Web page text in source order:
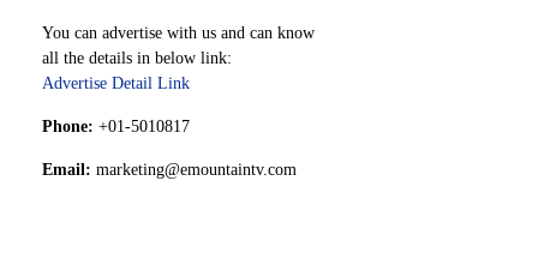
You can advertise with us and can know
all the details in below link:
Advertise Detail Link
Phone: +01-5010817
Email: marketing@emountaintv.com